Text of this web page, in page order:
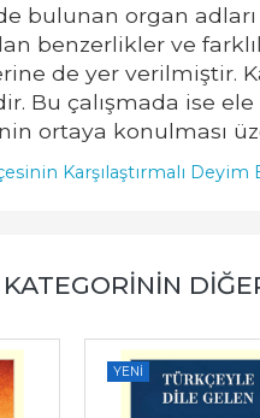
bulunan organ
benzerlikler ve
de yer verilmiştir.
Bu çalışmada ise
ortaya konulması
Karşılaştırmalı Deyim
KATEGORININ
YENI